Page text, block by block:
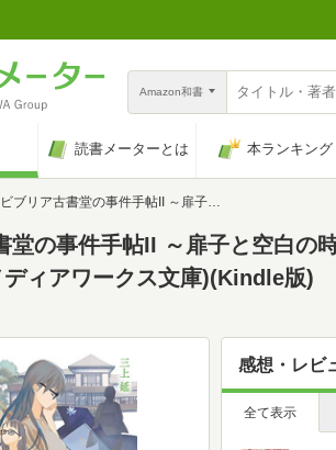
Amazon和書
読書メーターとは 本ランキング
ビブリア古書堂の事件手帖II ～扉子と空白の時～ ビブリア古書堂の事件手帖 ～扉子と不思議な客人たち～ (メディアワークス文庫)
堂の事件手帖II ～扉子と空白
ディアワークス文庫)(Kindle版)
感想・レビ
全て表示